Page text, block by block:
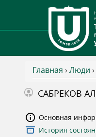
В
ы
Главная › Люди ›
САБРЕКОВ
Основная
История